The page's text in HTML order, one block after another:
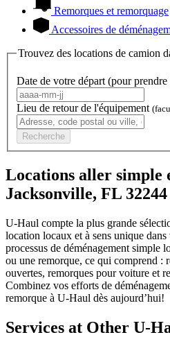
Remorques et remorquage
Accessoires de
Trouvez des locations de camion
Date de votre départ (pour
Lieu de retour de l'équipement
Recherche
Locations aller simple
Jacksonville, FL 32244
U-Haul compte la plus grande
location locaux et à sens unique
processus de déménagement simple
ou une remorque, ce qui comprend :
ouvertes, remorques pour voiture et
Combinez vos efforts de
remorque à U-Haul dès aujourd’hui!
Services at Other U-